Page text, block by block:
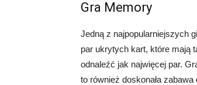
Gra Memory
Jedną z najpopularniejszych
par ukrytych kart, które mają
odnaleźć jak najwięcej par.
to również doskonała zabawa